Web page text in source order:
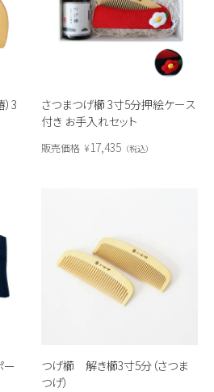
3
さつまつげ櫛 3寸5分押絵ケース
付き お手入れセット
販売価格 ¥17,435 税込
ー
つげ櫛 解き櫛3寸5分（さつま
つげ）